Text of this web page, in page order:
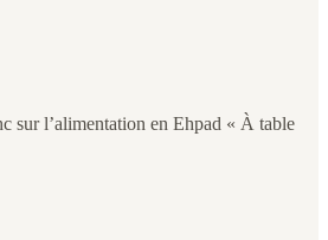
sur l’alimentation en Ehpad « À table